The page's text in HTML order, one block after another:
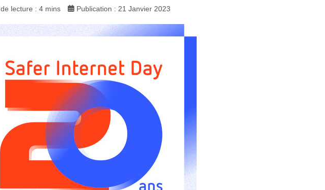
lecture : 4 mins Publication : 21 Janvier 2023